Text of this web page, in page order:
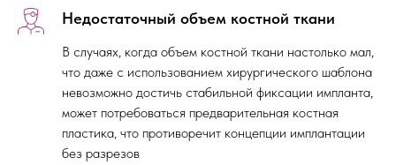
Недостаточный объем костной ткани
В случаях, когда объем костной ткани настолько мал,
что даже с использованием хирургического шаблона
невозможно достичь стабильной фиксации импланта,
может потребоваться предварительная костная
пластика, что противоречит концепции имплантации
без разрезов